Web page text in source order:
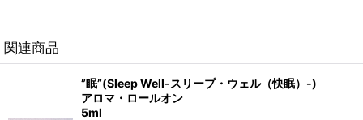
関連商品
”眠”(Sleep Well-スリープ・ウェル（快眠）-)
アロマ・ロールオン
5ml